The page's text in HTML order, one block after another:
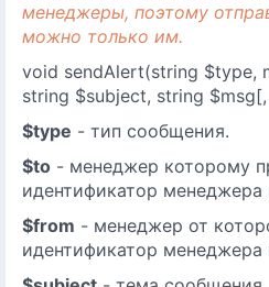
менеджеры, поэтому
можно только им.
void sendAlert(string $type,
string $subject, string
$type - тип сообщения.
$to - менеджер которому
идентификатор
$from - менеджер от
идентификатор